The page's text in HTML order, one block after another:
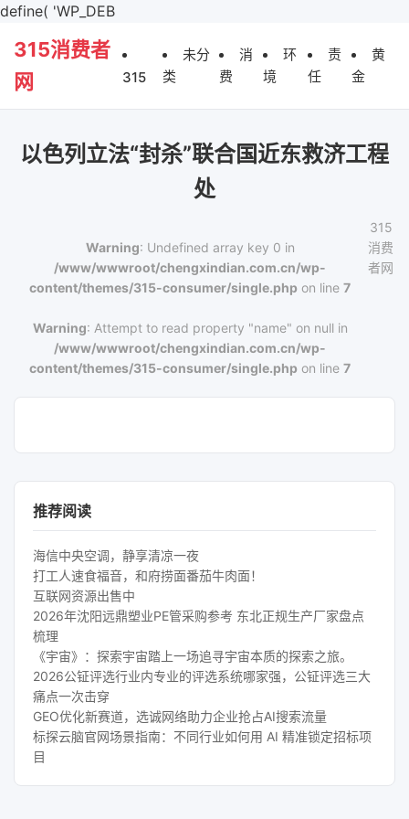
define( 'WP_DEB
315消费者
网
315
未分
类
消
费
环
境
责
任
黄
金
以色列立法“封杀”联合国近东救济工程
处
Warning: Undefined array key 0 in
/www/wwwroot/chengxindian.com.cn/wp-
content/themes/315-consumer/single.php on line7
Warning: Attempt to read property "name" on null in
/www/wwwroot/chengxindian.com.cn/wp-
content/themes/315-consumer/single.php on line7
315
消费
者网
推荐阅读
海信中央空调，静享清凉一夜
打工人速食福音，和府捞面番茄牛肉面！
互联网资源出售中
2026年沈阳远鼎塑业PE管采购参考 东北正规生产厂家盘点
梳理
《宇宙》：探索宇宙踏上一场追寻宇宙本质的探索之旅。
2026公钲评选行业内专业的评选系统哪家强，公钲评选三大
痛点一次击穿
GEO优化新赛道，选诚网络助力企业抢占AI搜索流量
标探云脑官网场景指南：不同行业如何用 AI 精准锁定招标项
目